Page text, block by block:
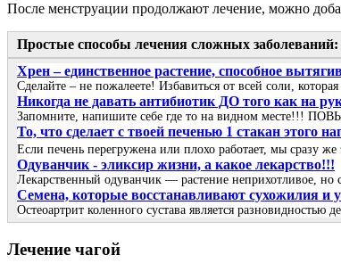
После менструации продолжают лечение, можно
Простые способы лечения сложных заболеваний:
Хрен – единственное растение, способное
Сделайте – не пожалеете! Избавиться от всей соли,
Никогда не давать антибиотик ДО того как на
Запомните, напишите себе где то на видном месте!!!
То, что сделает с твоей печенью 1 стакан этого
Если печень перегружена или плохо работает, мы сразу
Одуванчик - эликсир жизни, а какое лекарство!!!
Лекарственный одуванчик — растение неприхотливое,
Семена, которые восстанавливают сухожилия и
Остеоартрит коленного сустава является разновидностью
Лечение чагой